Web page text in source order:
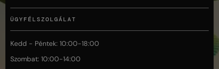
ÜGYFÉLSZOLGÁLAT
Kedd - Péntek: 10:00-18:00
Szombat: 10:00-14:00